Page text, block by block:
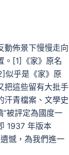
動佈景下慢慢走向
。[1]《家》原名
似乎是《家》原
把這些留有大批手
汗青檔案、文學史
被評定為國度一
1937 年版本
憾，為我們進一